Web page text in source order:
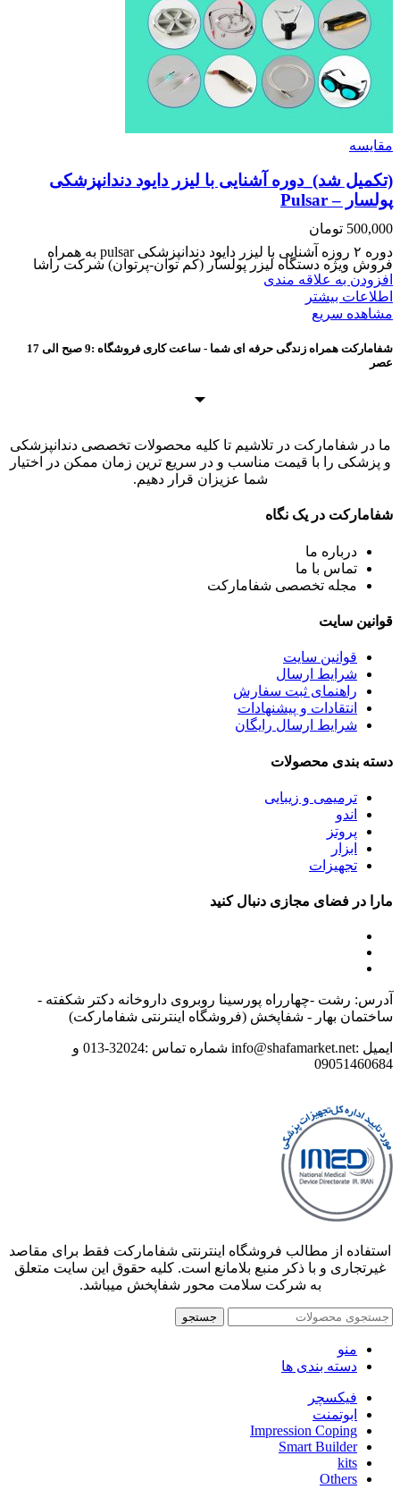
مقایسه
(تکمیل شد)_دوره آشنایی با لیزر دایود دندانپزشکی
پولسار – Pulsar
500,000 تومان
دوره ۲ روزه آشنایی با لیزر دایود دندانپزشکی pulsar به همراه
فروش ویژه دستگاه لیزر پولسار (کم توان-پرتوان) شرکت راشا
افزودن به علاقه مندی
اطلاعات بیشتر
مشاهده سریع
شفامارکت همراه زندگی حرفه ای شما - ساعت کاری فروشگاه :9 صبح الی 17
عصر
ما در شفامارکت در تلاشیم تا کلیه محصولات تخصصی دندانپزشکی
و پزشکی را با قیمت مناسب و در سریع ترین زمان ممکن در اختیار
شما عزیزان قرار دهیم.
شفامارکت در یک نگاه
درباره ما
تماس با ما
مجله تخصصی شفامارکت
قوانین سایت
قوانین سایت
شرایط ارسال
راهنمای ثبت سفارش
انتقادات و پیشنهادات
شرایط ارسال رایگان
دسته بندی محصولات
ترمیمی و زیبایی
اندو
پروتز
ابزار
تجهیزات
مارا در فضای مجازی دنبال کنید
آدرس: رشت -چهارراه پورسینا روبروی داروخانه دکتر شکفته -
ساختمان بهار - شفاپخش (فروشگاه اینترنتی شفامارکت)
ایمیل :info@shafamarket.net شماره تماس :32024-013 و
09051460684
استفاده از مطالب فروشگاه اینترنتی شفامارکت فقط برای مقاصد
غیرتجاری و با ذکر منبع بلامانع است. کلیه حقوق این سایت متعلق
به شرکت سلامت محور شفاپخش میباشد.
جستجو
منو
دسته بندی ها
فیکسچر
ابوتمنت
Impression Coping
Smart Builder
kits
Others